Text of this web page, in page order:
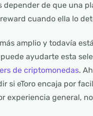
depender de que una
cuando ella lo
amplio y todavía
ayudarte esta
de criptomonedas.
si eToro encaja por
experiencia general,